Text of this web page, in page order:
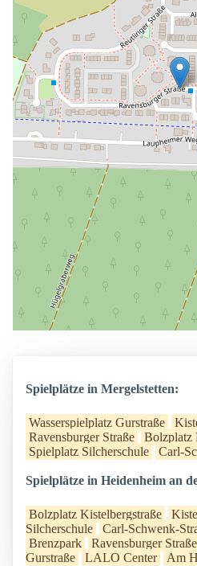
Spielplätze in Mergelstetten:
Wasserspielplatz Gurstraße
Ravensburger Straße
Bolzplatz
Spielplatz Silcherschule
Carl-
Spielplätze in Heidenheim an
Bolzplatz Kistelbergstraße
Silcherschule
Carl-Schwenk-
Brenzpark
Ravensburger Straße
Gurstraße
LALO Center Am